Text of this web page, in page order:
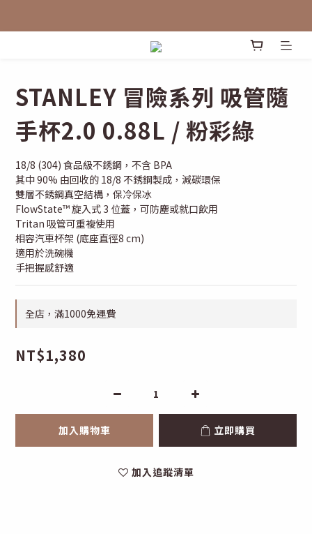
STANLEY 冒險系列 吸管隨
手杯2.0 0.88L / 粉彩綠
18/8 (304) 食品級不銹鋼，不含 BPA
其中 90% 由回收的 18/8 不銹鋼製成，減碳環保
雙層不銹鋼真空結構，保冷保冰
FlowState™ 旋入式 3 位蓋，可防塵或就口飲用
Tritan 吸管可重複使用
相容汽車杯架 (底座直徑8 cm)
適用於洗碗機
手把握感舒適
全店，滿1000免運費
NT$1,380
加入購物車 立即購買
加入追蹤清單